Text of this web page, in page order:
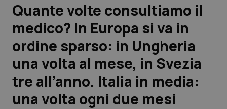
Scienza e Farmaci
Studi e Analisi
Lettere al direttore
Edizioni Regionali
Quante volte consultiamo il
medico? In Europa si va in
ordine sparso: in Ungheria
una volta al mese, in Svezia
tre all’anno. Italia in media:
una volta ogni due mesi